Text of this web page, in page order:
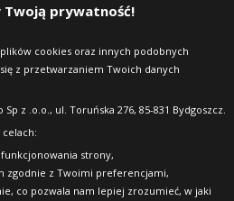
Twoją prywatność!
cookies oraz innych podobnych
z przetwarzaniem Twoich danych
z .o.o., ul. Toruńska 276, 85-831 Bydgoszcz.
strony,
zgodnie z Twoimi preferencjami,
co pozwala nam lepiej zrozumieć, w jaki